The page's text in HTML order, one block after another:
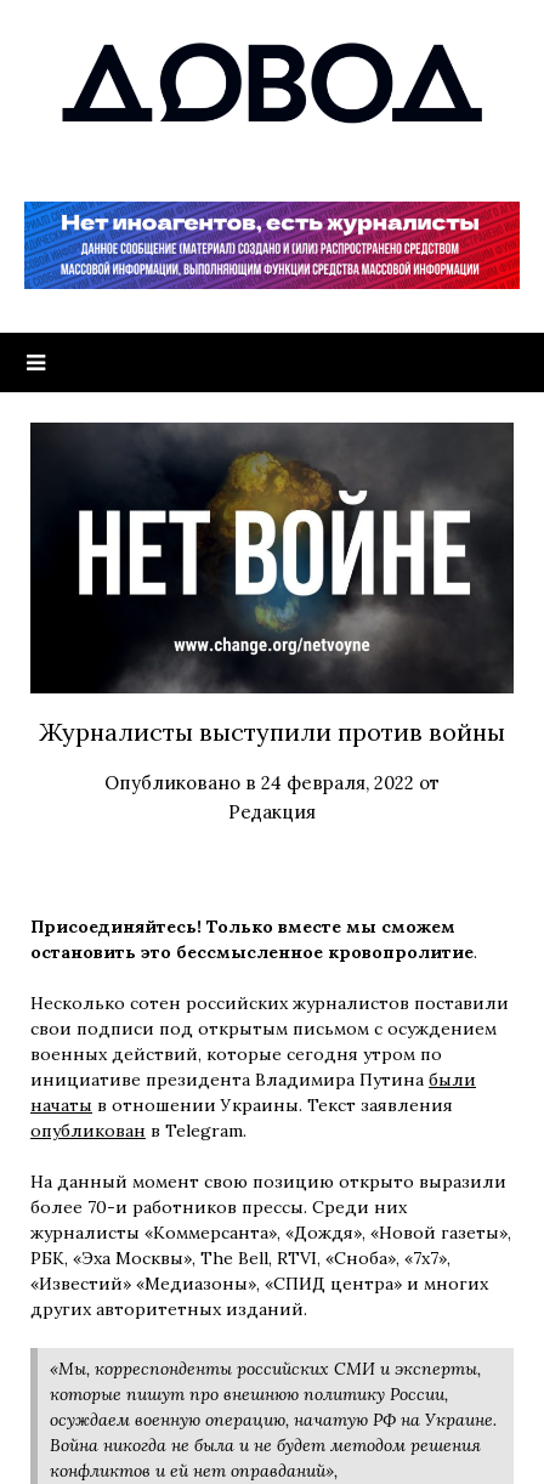
Журналисты выступили против войны
Опубликовано в 24 февраля, 2022 от
Редакция
Присоединяйтесь! Только вместе мы сможем
остановить это бессмысленное кровопролитие.
Несколько сотен российских журналистов поставили
свои подписи под открытым письмом с осуждением
военных действий, которые сегодня утром по
инициативе президента Владимира Путина были
начаты в отношении Украины. Текст заявления
опубликован в Telegram.
На данный момент свою позицию открыто выразили
более 70-и работников прессы. Среди них
журналисты «Коммерсанта», «Дождя», «Новой газеты»,
РБК, «Эха Москвы», The Bell, RTVI, «Сноба», «7х7»,
«Известий» «Медиазоны», «СПИД центра» и многих
других авторитетных изданий.
«Мы, корреспонденты российских СМИ и эксперты,
которые пишут про внешнюю политику России,
осуждаем военную операцию, начатую РФ на Украине.
Война никогда не была и не будет методом решения
конфликтов и ей нет оправданий»,